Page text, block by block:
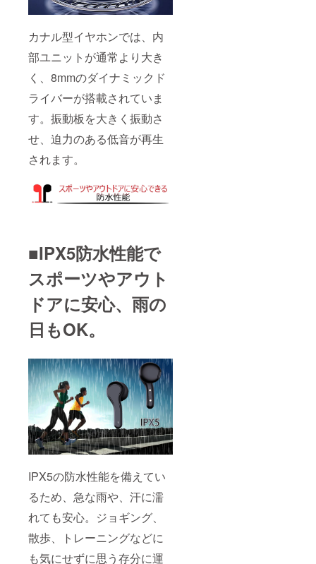
カナル型イヤホンでは、内
部ユニットが通常より大き
く、8mmのダイナミックド
ライバーが搭載されていま
す。振動板を大きく振動さ
せ、迫力のある低音が再生
されます。
■IPX5防水性能で
スポーツやアウト
ドアに安心、雨の
日もOK。
IPX5の防水性能を備えてい
るため、急な雨や、汗に濡
れても安心。ジョギング、
散歩、トレーニングなどに
も気にせずに思う存分に運